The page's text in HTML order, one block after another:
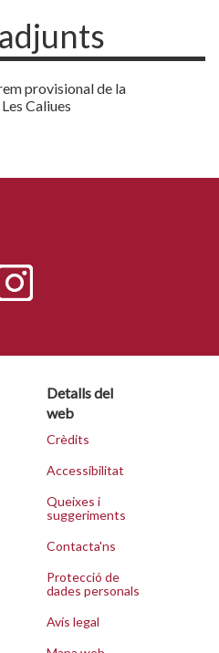
provisional de la
Caliues
Detalls del
web
Crèdits
Accessibilitat
Queixes i
suggeriments
Contacta'ns
Protecció de
dades personals
Avís legal